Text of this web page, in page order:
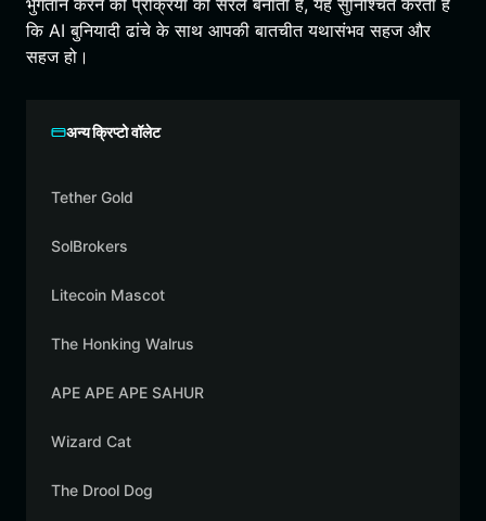
भुगतान करने की प्रक्रिया को सरल बनाता है, यह सुनिश्चित करता है
कि AI बुनियादी ढांचे के साथ आपकी बातचीत यथासंभव सहज और
सहज हो।
अन्य क्रिप्टो वॉलेट
Tether Gold
SolBrokers
Litecoin Mascot
The Honking Walrus
APE APE APE SAHUR
Wizard Cat
The Drool Dog